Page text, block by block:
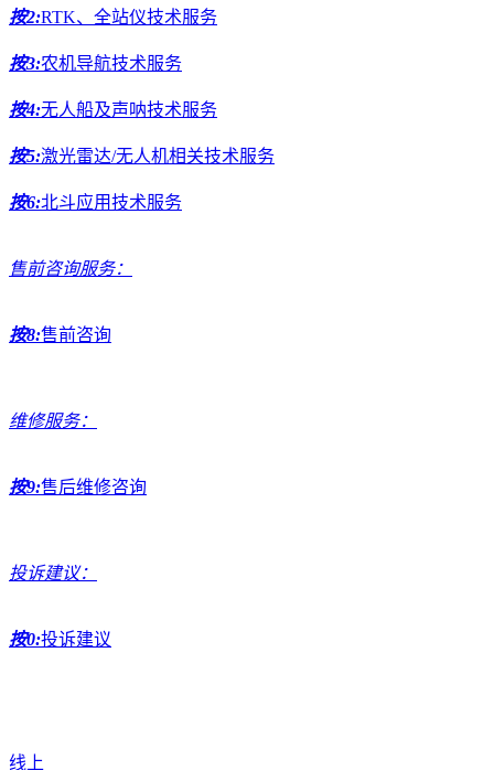
按2:RTK、全站仪技术服务
按3:农机导航技术服务
按4:无人船及声呐技术服务
按5:激光雷达/无人机相关技术服务
按6:北斗应用技术服务
售前咨询服务：
按8:售前咨询
维修服务：
按9:售后维修咨询
投诉建议：
按0:投诉建议
线上